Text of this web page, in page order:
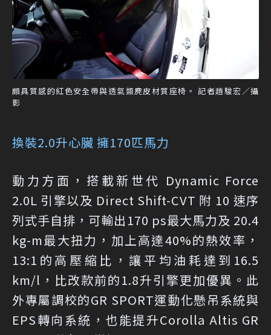
頗具質感的紅色安全帶與透氣類麂皮材質座椅。 記者趙駿宏／攝
影
換裝2.0升心臟 擁170匹馬力
動力方面，搭載新世代 Dynamic Force
2.0L 引擎以及 Direct Shift-CVT 附 10 速序
列式手自排，可輸出170 ps最大馬力及 20.4
kg-m最大扭力，加上高達40%的熱效率，
13:1的高壓縮比，讓平均油耗達到16.5
km/l，比改款前的1.8升引擎更加優異。此
外專屬調校的GR SPORT運動化懸吊系統與
EPS轉向系統，也能提升Corolla Altis GR